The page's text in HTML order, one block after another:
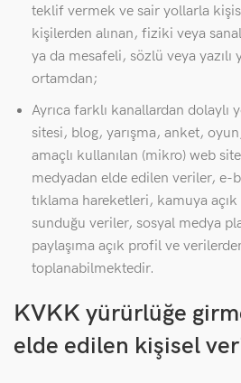
teklif vermek ve sair yollarla
kişilerden alınan, fiziki veya
ya da mesafeli, sözlü veya yazılı
ortamdan;
Ayrıca farklı kanallardan dolaylı
sitesi, blog, yarışma, anket,
amaçlı kullanılan (mikro) web
medyadan elde edilen veriler, e-
tıklama hareketleri, kamuya açık
sunduğu veriler, sosyal medya
paylaşıma açık profil ve
toplanabilmektedir.
KVKK yürürlüğe
elde edilen kişisel